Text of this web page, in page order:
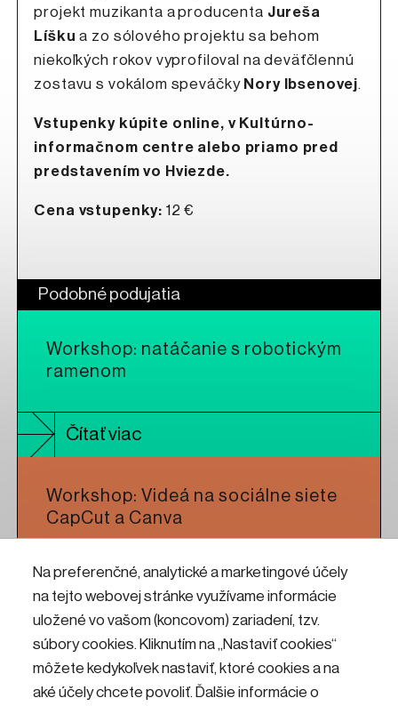
Na preferenčné, analytické a marketingové účely
na tejto webovej stránke využívame informácie
uložené vo vašom (koncovom) zariadení, tzv.
súbory cookies. Kliknutím na „Nastaviť cookies“
môžete kedykoľvek nastaviť, ktoré cookies a na
aké účely chcete povoliť. Ďalšie informácie o
projekt muzikanta a producenta Jureša
Líšku a zo sólového projektu sa behom
niekoľkých rokov vyprofiloval na deväťčlennú
zostavu s vokálom speváčky Nory Ibsenovej.
Vstupenky kúpite online, v Kultúrno-
informačnom centre alebo priamo pred
predstavením vo Hviezde.
Cena vstupenky: 12 €
Podobné podujatia
Workshop: natáčanie s robotickým
ramenom
Čítať viac
Workshop: Videá na sociálne siete
CapCut a Canva
Čítať viac
Workshop: CNC frézovanie pre
umelcov a dizajnérov